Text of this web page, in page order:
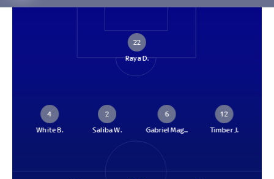
22
Raya D.
4
White B.
2
Saliba W.
6
Gabriel Mag...
12
Timber J.